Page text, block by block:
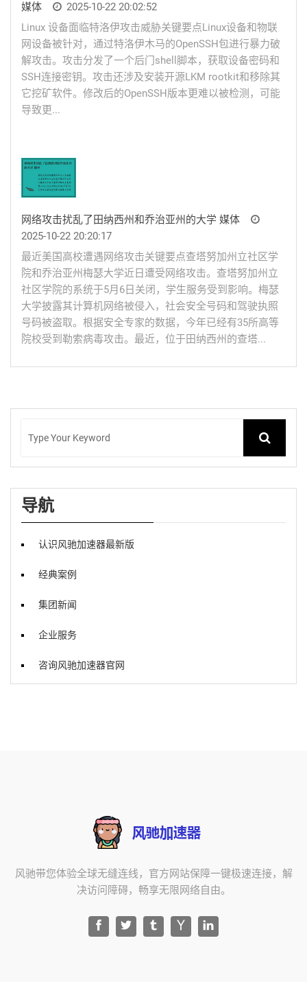
媒体
2025-10-22 20:02:52
Linux 设备面临特洛伊攻击威胁关键要点Linux设备和物联
网设备被针对，通过特洛伊木马的OpenSSH包进行暴力破
解攻击。攻击分发了一个后门shell脚本，获取设备密码和
SSH连接密钥。攻击还涉及安装开源LKM rootkit和移除其
它挖矿软件。修改后的OpenSSH版本更难以被检测，可能
导致更...
网络攻击扰乱了田纳西州和乔治亚州的大学 媒体
2025-10-22 20:20:17
最近美国高校遭遇网络攻击关键要点查塔努加州立社区学
院和乔治亚州梅瑟大学近日遭受网络攻击。查塔努加州立
社区学院的系统于5月6日关闭，学生服务受到影响。梅瑟
大学披露其计算机网络被侵入，社会安全号码和驾驶执照
号码被盗取。根据安全专家的数据，今年已经有35所高等
院校受到勒索病毒攻击。最近，位于田纳西州的查塔...
导航
认识风驰加速器最新版
经典案例
集团新闻
企业服务
咨询风驰加速器官网
风驰带您体验全球无缝连线，官方网站保障一键极速连接，解
决访问障碍，畅享无限网络自由。